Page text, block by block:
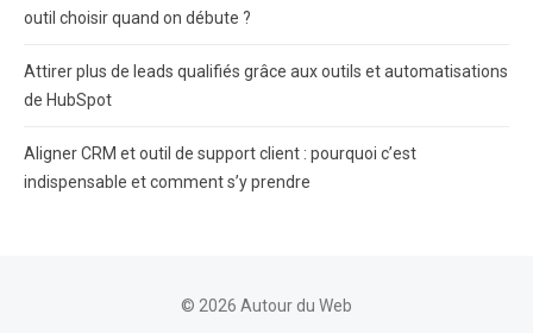
outil choisir quand on débute ?
Attirer plus de leads qualifiés grâce aux outils et automatisations
de HubSpot
Aligner CRM et outil de support client : pourquoi c’est
indispensable et comment s’y prendre
© 2026 Autour du Web